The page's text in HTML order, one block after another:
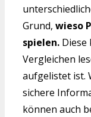
Grund, wieso
spielen. Diese
Vergleichen
aufgelistet ist.
sichere
können auch